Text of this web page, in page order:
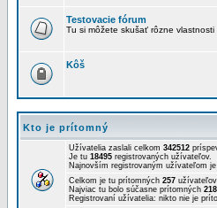
Testovacie fórum
Tu si môžete skušať rôzne vlastnosti
Kôš
Kto je prítomný
Užívatelia zaslali celkom 342512
Je tu 18495 registrovaných užívateľov.
Najnovším registrovaným užívateľom je
Celkom je tu prítomných 257
Najviac tu bolo súčasne prítomných
Registrovaní užívatelia: nikto nie je